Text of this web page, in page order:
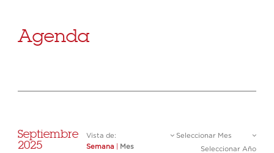
Agenda
Septiembre
2025
Vista de:
Semana
Mes
Seleccionar Mes
Seleccionar Año